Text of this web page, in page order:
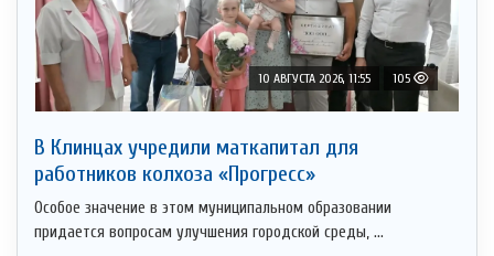
10 АВГУСТА 2026, 11:55 105
В Клинцах учредили маткапитал для
работников колхоза «Прогресс»
Особое значение в этом муниципальном образовании
придается вопросам улучшения городской среды, ...